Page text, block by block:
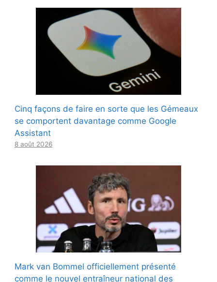
Cinq façons de faire en sorte que les Gémeaux
se comportent davantage comme Google
Assistant
8 août 2026
Mark van Bommel officiellement présenté
comme le nouvel entraîneur national des